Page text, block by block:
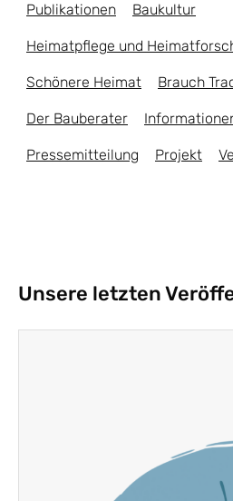
Publikationen Baukultur
Heimatpflege und
Schönere Heimat Brauch
Der Bauberater
Pressemitteilung Projekt
Unsere letzten